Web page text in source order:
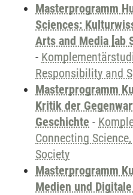
Masterprogramm
Sciences:
Arts and Media [ab
-
Responsibility and
Masterprogramm
Kritik der
Geschichte -
Connecting
Society
Masterprogramm
Medien und